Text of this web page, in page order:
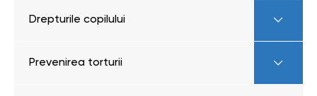
Drepturile copilului
Prevenirea torturii